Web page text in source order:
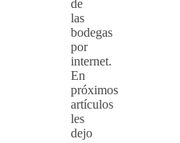
de
las
bodegas
por
internet.
En
próximos
artículos
les
dejo